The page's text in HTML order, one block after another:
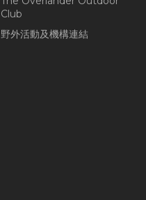
Club
野外活動及機構連結